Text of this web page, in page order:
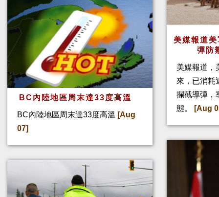
BC內陸地區周末達33度高溫
BC內陸地區周末達33度高溫 [Aug
07]
美媒報道
彈防
美媒報道，
來，已消耗
攔截導彈，
態。
[Aug